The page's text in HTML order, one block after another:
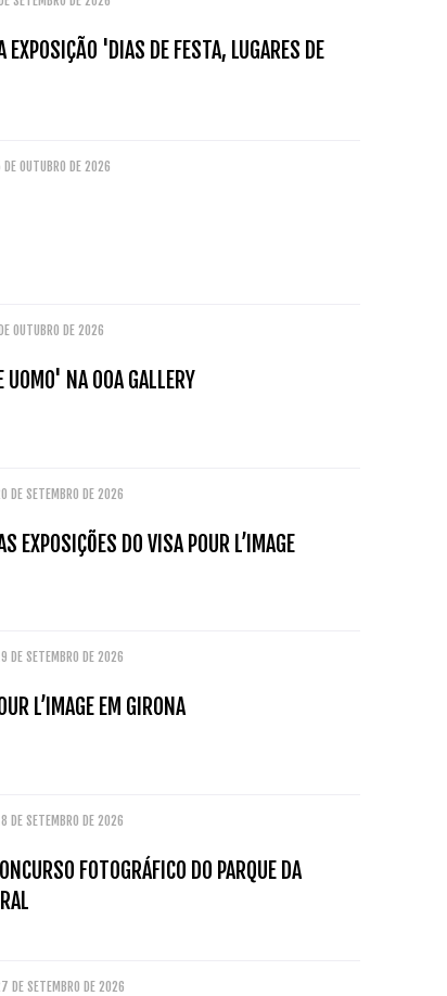
EXPOSIÇÃO 'DIAS DE FESTA, LUGARES DE
OUTUBRO DE 2026
OUTUBRO DE 2026
UOMO' NA OOA GALLERY
SETEMBRO DE 2026
EXPOSIÇÕES DO VISA POUR L’IMAGE
SETEMBRO DE 2026
L’IMAGE EM GIRONA
SETEMBRO DE 2026
FOTOGRÁFICO DO PARQUE DA
DE SETEMBRO DE 2026